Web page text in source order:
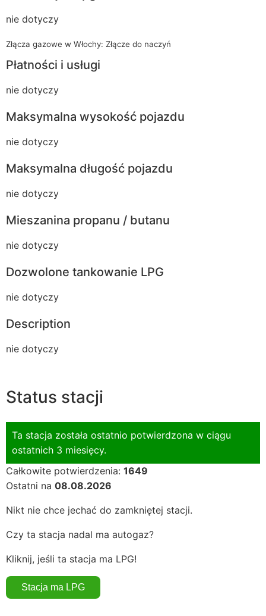
nie dotyczy
Złącza gazowe w Włochy: Złącze do naczyń
Płatności i usługi
nie dotyczy
Maksymalna wysokość pojazdu
nie dotyczy
Maksymalna długość pojazdu
nie dotyczy
Mieszanina propanu / butanu
nie dotyczy
Dozwolone tankowanie LPG
nie dotyczy
Description
nie dotyczy
Status stacji
Ta stacja została ostatnio potwierdzona w ciągu
ostatnich 3 miesięcy.
Całkowite potwierdzenia: 1649
Ostatni na 08.08.2026
Nikt nie chce jechać do zamkniętej stacji.
Czy ta stacja nadal ma autogaz?
Kliknij, jeśli ta stacja ma LPG!